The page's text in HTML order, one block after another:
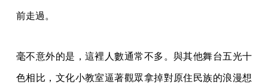
前走過。
毫不意外的是，這裡人數通常不多。與其他舞台五光十
色相比，文化小教室逼著觀眾拿掉對原住民族的浪漫想